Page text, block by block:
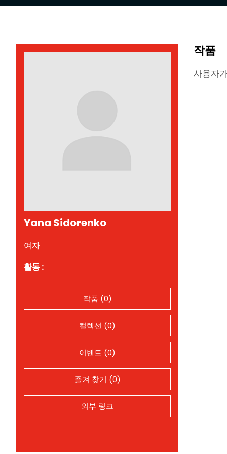
Yana Sidorenko
여자
활동 :
작품 (0)
컬렉션 (0)
이벤트 (0)
즐겨 찾기 (0)
외부 링크
작품
사용자